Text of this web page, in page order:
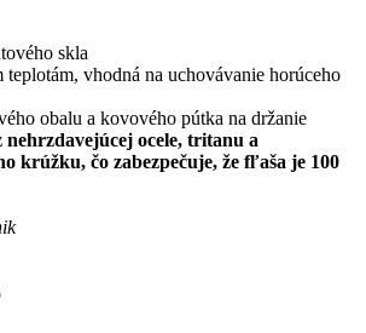
skla
vhodná na uchovávanie horúceho
obalu a kovového pútka na držanie
ocele, tritanu a
krúžku, čo zabezpečuje, že fľaša je 100